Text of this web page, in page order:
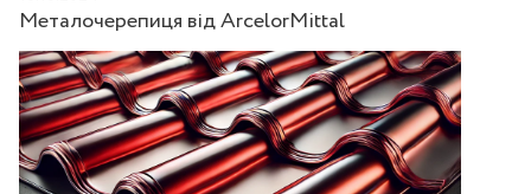
Металочерепиця від ArcelorMittal